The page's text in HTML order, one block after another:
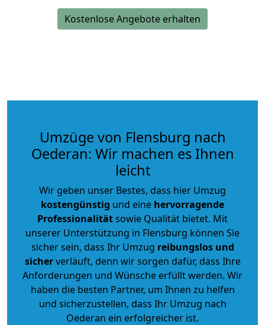
Kostenlose Angebote erhalten
Umzüge von Flensburg nach
Oederan: Wir machen es Ihnen
leicht
Wir geben unser Bestes, dass hier Umzug
kostengünstig und eine hervorragende
Professionalitätsowie Qualität bietet. Mit
unserer Unterstützung in Flensburg können Sie
sicher sein, dass Ihr Umzug reibungslos und
sicherverläuft, denn wir sorgen dafür, dass Ihre
Anforderungen und Wünsche erfüllt werden. Wir
haben die besten Partner, um Ihnen zu helfen
und sicherzustellen, dass Ihr Umzug nach
Oederan ein erfolgreicher ist.